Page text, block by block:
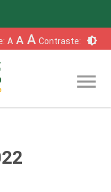
A A A Contraste: brightness_6
menu